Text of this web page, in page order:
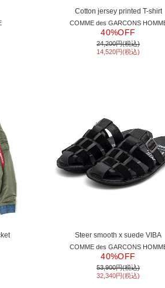
Cotton jersey printed T-shirt
COMME des GARCONS
40%OFF
24,200円(税込)
14,520円(税込)
Steer smooth x suede VIBA
COMME des GARCONS
40%OFF
53,900円(税込)
32,340円(税込)